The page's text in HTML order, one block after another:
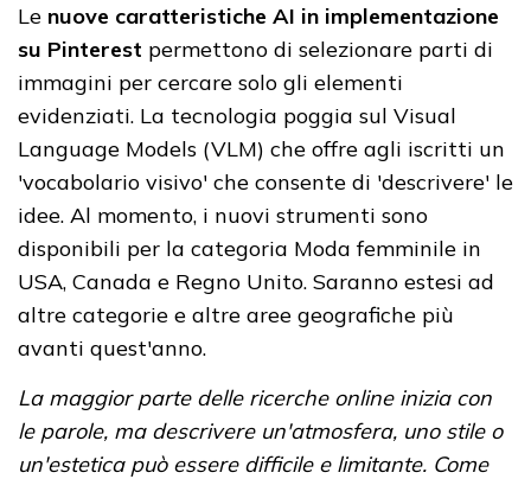
Le nuove caratteristiche AI in implementazione
su Pinterest permettono di selezionare parti di
immagini per cercare solo gli elementi
evidenziati. La tecnologia poggia sul Visual
Language Models (VLM) che offre agli iscritti un
'vocabolario visivo' che consente di 'descrivere' le
idee. Al momento, i nuovi strumenti sono
disponibili per la categoria Moda femminile in
USA, Canada e Regno Unito. Saranno estesi ad
altre categorie e altre aree geografiche più
avanti quest'anno.
La maggior parte delle ricerche online inizia con
le parole, ma descrivere un'atmosfera, uno stile o
un'estetica può essere difficile e limitante. Come